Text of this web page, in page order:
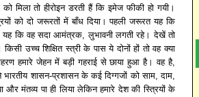
तो हीरोइन डरती हैं कि इमेज फीकी हो गयी।
को दो जरूरतों में बाँध दिया। पहली जरूरत यह कि
यह कि वह सदा आमंत्रक, लुभावनी लगती रहे। देखें तो
उच्च शिक्षित स्त्री के पास ये दोनों हों तो वह क्या
हमारे जेहन में बड़ी गहराई से छाया हुआ है। वह है,
भारतीय शासन-प्रशासन के कई दिग्गजों को साम, दाम,
मंतव्य पा ही लिया लेकिन हमारे देश की स्त्रियों के